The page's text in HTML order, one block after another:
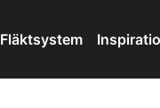
Fläktsystem